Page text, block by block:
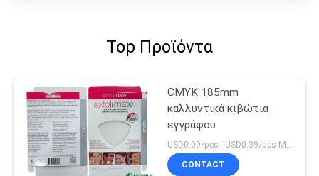
Top Προϊόντα
CMYK 185mm
καλλυντικά κιβώτια
εγγράφου
CONTACT